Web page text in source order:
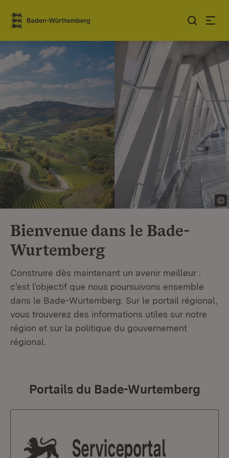
Sauter au contenu
Link zur Startseite
Bienvenue dans le Bade-
Wurtemberg
Construire dès maintenant un avenir meilleur :
c'est l'objectif que nous poursuivons ensemble
dans le Bade-Wurtemberg. Sur le portail régional,
vous trouverez des informations utiles sur notre
région et sur la politique du gouvernement
régional.
Portails du Bade-Wurtemberg